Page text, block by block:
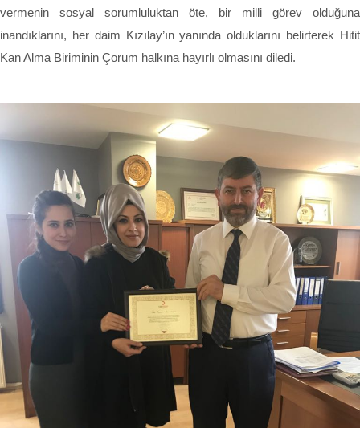
vermenin sosyal sorumluluktan öte, bir milli görev olduğuna
inandıklarını, her daim Kızılay’ın yanında olduklarını belirterek Hitit
Kan Alma Biriminin Çorum halkına hayırlı olmasını diledi.